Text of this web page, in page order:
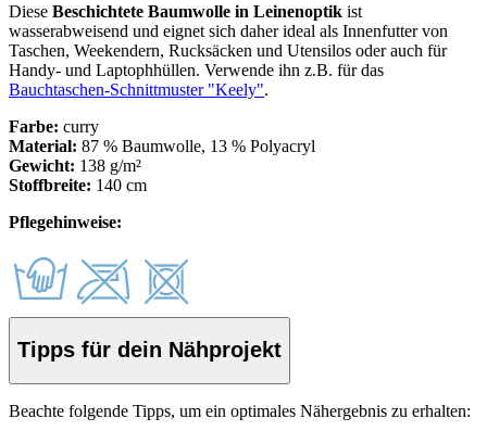
Diese Beschichtete Baumwolle in Leinenoptik ist
wasserabweisend und eignet sich daher ideal als Innenfutter von
Taschen, Weekendern, Rucksäcken und Utensilos oder auch für
Handy- und Laptophhüllen. Verwende ihn z.B. für das
Bauchtaschen-Schnittmuster "Keely".
Farbe: curry
Material: 87 % Baumwolle, 13 % Polyacryl
Gewicht: 138 g/m²
Stoffbreite: 140 cm
Pflegehinweise:
Tipps für dein Nähprojekt
Beachte folgende Tipps, um ein optimales Nähergebnis zu erhalten: